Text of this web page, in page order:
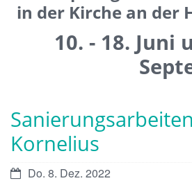
in der Kirche an der
10. - 18. Juni
Kornelius
Datum:Do. 8. Dez. 2022